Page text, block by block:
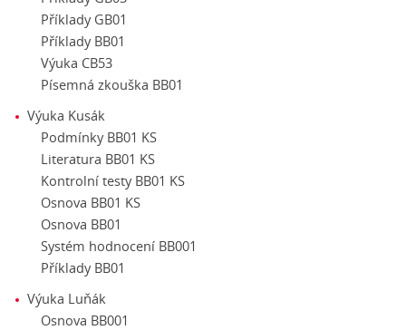
Příklady GB01
Příklady BB01
Výuka CB53
Písemná zkouška BB01
Výuka Kusák
Podmínky BB01 KS
Literatura BB01 KS
Kontrolní testy BB01 KS
Osnova BB01 KS
Osnova BB01
Systém hodnocení BB001
Příklady BB01
Výuka Luňák
Osnova BB001